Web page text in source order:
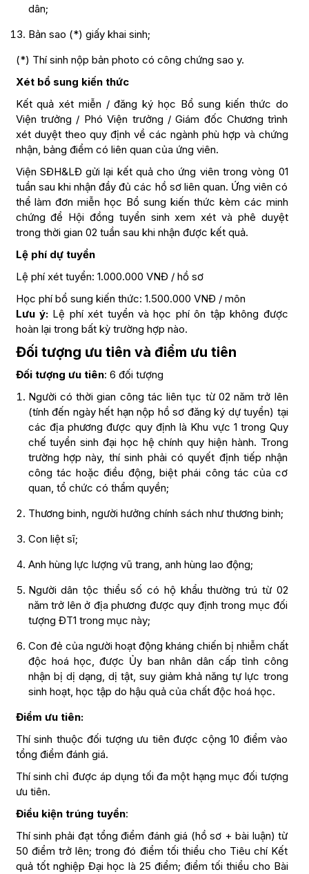
dân;
Bản sao (*) giấy khai sinh;
(*) Thí sinh nộp bản photo có công chứng sao y.
Xét bổ sung kiến thức
Kết quả xét miễn / đăng ký học Bổ sung kiến thức do
Viện trưởng / Phó Viện trưởng / Giám đốc Chương trình
xét duyệt theo quy định về các ngành phù hợp và chứng
nhận, bảng điểm có liên quan của ứng viên.
Viện SĐH&LĐ gửi lại kết quả cho ứng viên trong vòng 01
tuần sau khi nhận đầy đủ các hồ sơ liên quan. Ứng viên có
thể làm đơn miễn học Bổ sung kiến thức kèm các minh
chứng để Hội đồng tuyển sinh xem xét và phê duyệt
trong thời gian 02 tuần sau khi nhận được kết quả.
Lệ phí dự tuyển
Lệ phí xét tuyển: 1.000.000 VNĐ / hồ sơ
Học phí bổ sung kiến thức: 1.500.000 VNĐ / môn
Lưu ý:Lệ phí xét tuyển và học phí ôn tập không được
hoàn lại trong bất kỳ trường hợp nào.
Đối tượng ưu tiên và điểm ưu tiên
Đối tượng ưu tiên: 6 đối tượng
Người có thời gian công tác liên tục từ 02 năm trở lên
(tính đến ngày hết hạn nộp hồ sơ đăng ký dự tuyển) tại
các địa phương được quy định là Khu vực 1 trong Quy
chế tuyển sinh đại học hệ chính quy hiện hành. Trong
trường hợp này, thí sinh phải có quyết định tiếp nhận
công tác hoặc điều động, biệt phái công tác của cơ
quan, tổ chức có thẩm quyền;
Th­ương binh, ng­ười hư­ởng chính sách như­ th­ương binh;
Con liệt sĩ;
Anh hùng lực lư­ợng vũ trang, anh hùng lao động;
Người dân tộc thiểu số có hộ khẩu thường trú từ 02
năm trở lên ở địa phương được quy định trong mục đối
tượng ĐT1 trong mục này;
Con đẻ của người hoạt động kháng chiến bị nhiễm chất
độc hoá học, được Ủy ban nhân dân cấp tỉnh công
nhận bị dị dạng, dị tật, suy giảm khả năng tự lực trong
sinh hoạt, học tập do hậu quả của chất độc hoá học.
Điểm ưu tiên:
Thí sinh thuộc đối tượng ưu tiên được cộng 10 điểm vào
tổng điểm đánh giá.
Thí sinh chỉ được áp dụng tối đa một hạng mục đối tượng
ưu tiên.
Điều kiện trúng tuyển:
Thí sinh phải đạt tổng điểm đánh giá (hồ sơ + bài luận) từ
50 điểm trở lên; trong đó điểm tối thiểu cho Tiêu chí Kết
quả tốt nghiệp Đại học là 25 điểm; điểm tối thiểu cho Bài